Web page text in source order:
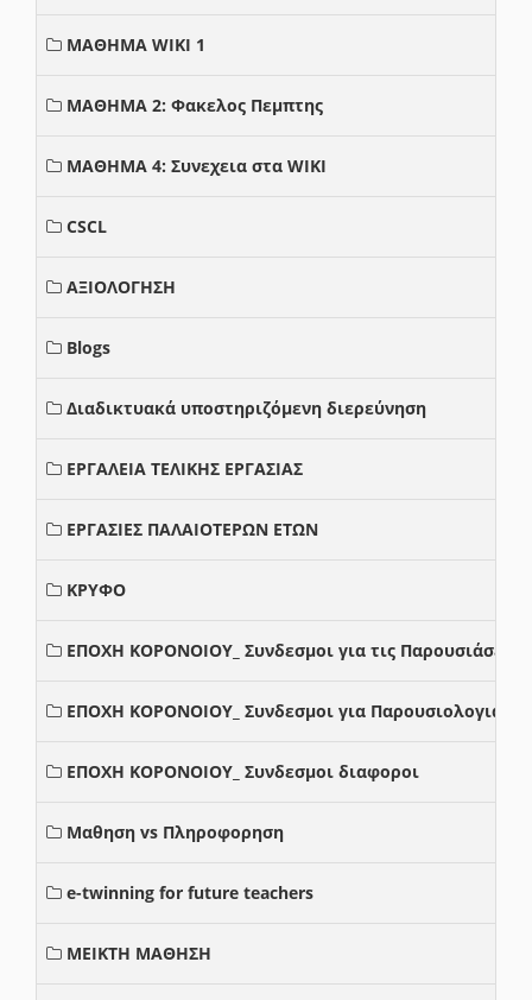
ΜΑΘΗΜΑ WIKI 1
ΜΑΘΗΜΑ 2: Φακελος Πεμπτης
ΜΑΘΗΜΑ 4: Συνεχεια στα WIKI
CSCL
ΑΞΙΟΛΟΓΗΣΗ
Blogs
Διαδικτυακά υποστηριζόμενη διερεύνηση
ΕΡΓΑΛΕΙΑ ΤΕΛΙΚΗΣ ΕΡΓΑΣΙΑΣ
ΕΡΓΑΣΙΕΣ ΠΑΛΑΙΟΤΕΡΩΝ ΕΤΩΝ
ΚΡΥΦΟ
ΕΠΟΧΗ ΚΟΡΟΝΟΙΟΥ_ Συνδεσμοι για τις Παρουσιάσεις
ΕΠΟΧΗ ΚΟΡΟΝΟΙΟΥ_ Συνδεσμοι για Παρουσιολογια
ΕΠΟΧΗ ΚΟΡΟΝΟΙΟΥ_ Συνδεσμοι διαφοροι
Μαθηση vs Πληροφορηση
e-twinning for future teachers
ΜΕΙΚΤΗ ΜΑΘΗΣΗ